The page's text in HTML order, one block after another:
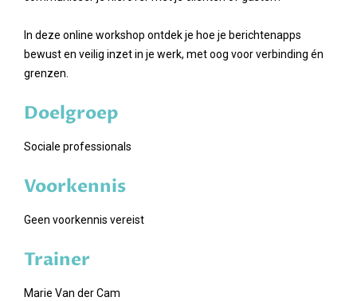
In deze online workshop ontdek je hoe je berichtenapps
bewust en veilig inzet in je werk, met oog voor verbinding én
grenzen.
Doelgroep
Sociale professionals
Voorkennis
Geen voorkennis vereist
Trainer
Marie Van der Cam